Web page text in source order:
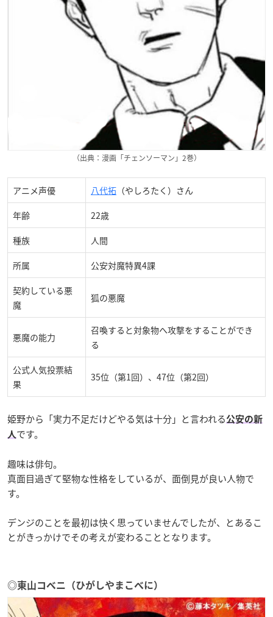
（出典：漫画「チェンソーマン」2巻）
アニメ声優 八代拓 （やしろたく）さん
年齢 22歳
種族 人間
所属 公安対魔特異4課
契約している悪
魔
狐の悪魔
悪魔の能力
召喚すると対象物へ攻撃をすることができ
る
公式人気投票結
果
35位（第1回）、47位（第2回）
姫野から「実力不足だけどやる気は十分」と言われる 公安の新
人 です。
趣味は俳句。
真面目過ぎて堅物な性格をしているが、面倒見が良い人物で
す。
デンジのことを最初は快く思っていませんでしたが、とあるこ
とがきっかけでその考えが変わることとなります。
◎東山コベニ（ひがしやまこべに）